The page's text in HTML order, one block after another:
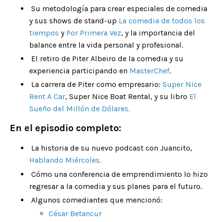
Su metodología para crear especiales de comedia
y sus shows de stand-up La comedia de todos los
tiempos y Por Primera Vez, y la importancia del
balance entre la vida personal y profesional.
El retiro de Piter Albeiro de la comedia y su
experiencia participando en MasterChef.
La carrera de Piter como empresario: Super Nice
Rent A Car, Super Nice Boat Rental, y su libro El
Sueño del Millón de Dólares.
En el episodio completo:
La historia de su nuevo podcast con Juancito,
Hablando Miércoles.
Cómo una conferencia de emprendimiento lo hizo
regresar a la comedia y sus planes para el futuro.
Algunos comediantes que mencionó:
César Betancur